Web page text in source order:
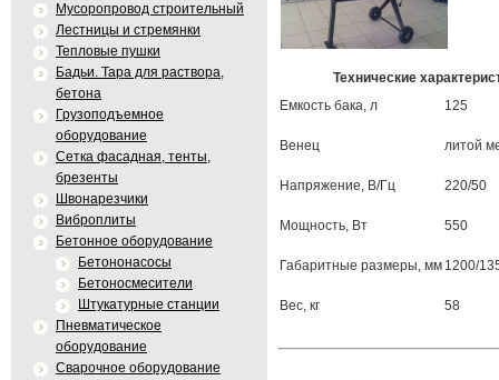
Мусоропровод строительный
Лестницы и стремянки
Тепловые пушки
Бадьи. Тара для раствора,
бетона
Грузоподъемное
оборудование
Сетка фасадная, тенты,
брезенты
Швонарезчики
Виброплиты
Бетонное оборудование
Бетононасосы
Бетоносмесители
Штукатурные станции
Пневматическое
оборудование
Сварочное оборудование
Технические
Емкость бака, л
125
Венец литой
Напряжение, В/Гц 220/50
Мощность, Вт 550
Габаритные размеры, мм 1200/
Вес, кг 58